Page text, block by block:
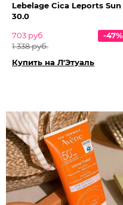
Lebelage Cica Leports Sun
30.0
703 руб.
1 338 руб.
-47%
Купить на Л'Этуаль